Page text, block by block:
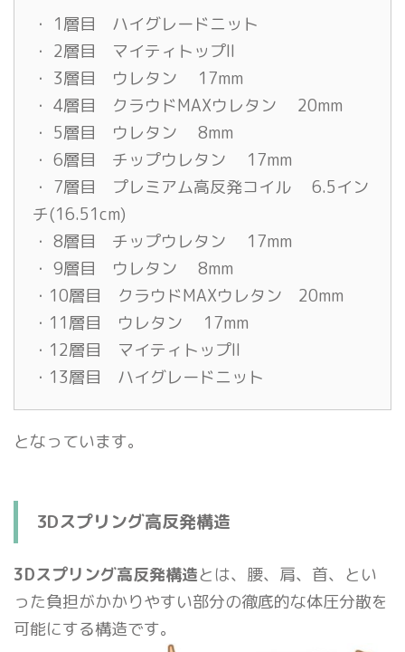
・ 1層目 ハイグレードニット
・ 2層目 マイティトップII
・ 3層目 ウレタン 17mm
・ 4層目 クラウドMAXウレタン 20mm
・ 5層目 ウレタン 8mm
・ 6層目 チップウレタン 17mm
・ 7層目 プレミアム高反発コイル 6.5イン
チ(16.51cm)
・ 8層目 チップウレタン 17mm
・ 9層目 ウレタン 8mm
・10層目 クラウドMAXウレタン 20mm
・11層目 ウレタン 17mm
・12層目 マイティトップII
・13層目 ハイグレードニット
となっています。
3Dスプリング高反発構造
3Dスプリング高反発構造とは、腰、肩、首、とい
った負担がかかりやすい部分の徹底的な体圧分散を
可能にする構造です。